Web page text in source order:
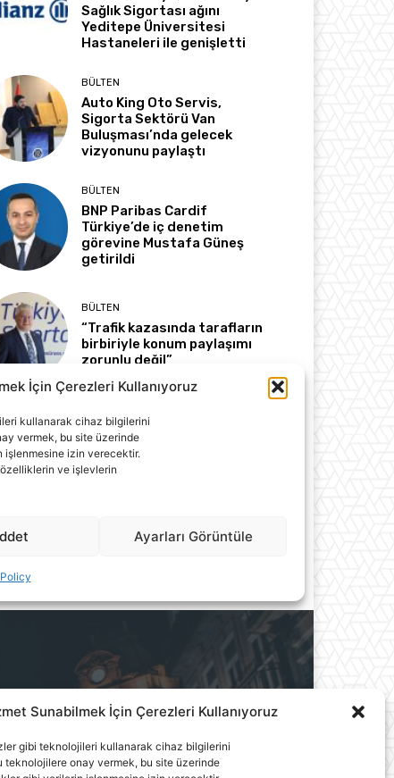
Sunabilmek İçin Çerezleri Kullanıyoruz
gibi teknolojileri kullanarak cihaz bilgilerini
teknolojilere onay vermek, bu site üzerinde
A.Ş.'ye aittir. Hiçbir